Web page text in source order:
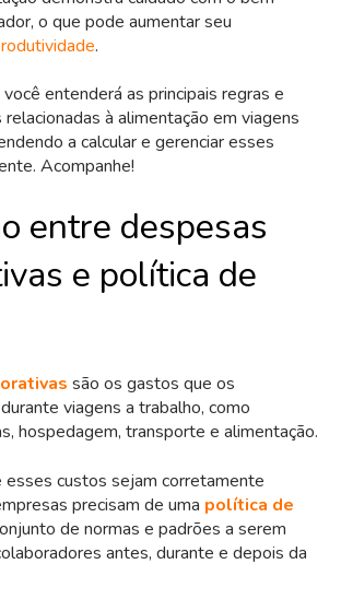
o que pode aumentar seu
.
entenderá as principais regras e
à alimentação em viagens
a calcular e gerenciar esses
Acompanhe!
entre despesas
e política de
são os gastos que os
viagens a trabalho, como
hospedagem, transporte e alimentação.
esses custos sejam corretamente
precisam de uma política de
de normas e padrões a serem
antes, durante e depois da